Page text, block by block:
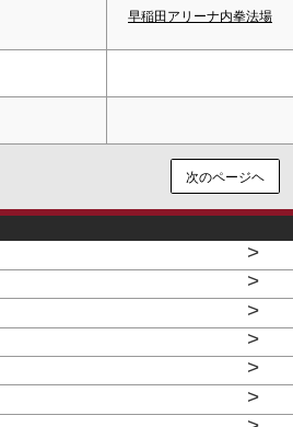
早稲田アリーナ内拳法場
次のページヘ
>
>
>
>
>
>